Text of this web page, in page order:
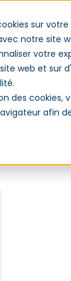
sur
notre site
votre
web et sur
des cookies,
afin
Logiciel